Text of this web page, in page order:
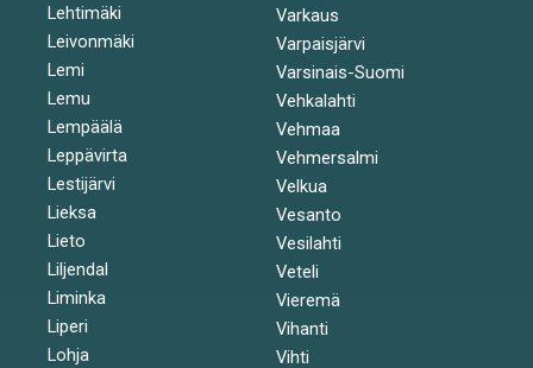
Lehtimäki
Leivonmäki
Lemi
Lemu
Lempäälä
Leppävirta
Lestijärvi
Lieksa
Lieto
Liljendal
Liminka
Liperi
Lohja
Varkaus
Varpaisjärvi
Varsinais-Suomi
Vehkalahti
Vehmaa
Vehmersalmi
Velkua
Vesanto
Vesilahti
Veteli
Vieremä
Vihanti
Vihti